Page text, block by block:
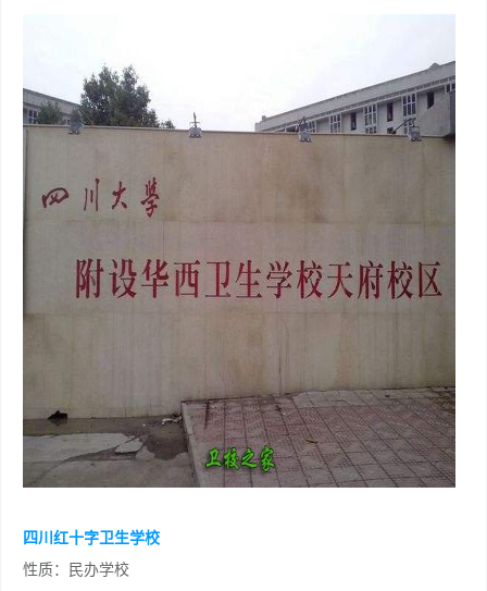
四川红十字卫生学校
性质：民办学校